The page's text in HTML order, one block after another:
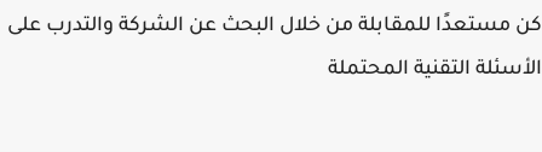
كن مستعدًا للمقابلة من خلال البحث عن الشركة والتدرب على
الأسئلة التقنية المحتملة